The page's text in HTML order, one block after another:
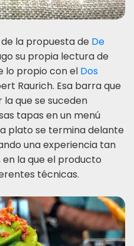
la propuesta de De
su propia lectura de
lo propio con el Dos
Raurich. Esa barra que
que se suceden
tapas en un menú
plato se termina delante
una experiencia tan
la que el producto
técnicas.